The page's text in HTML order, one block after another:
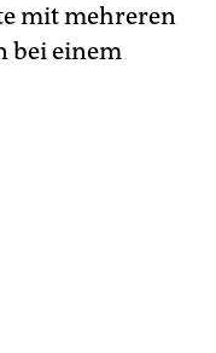
mit mehreren
bei einem